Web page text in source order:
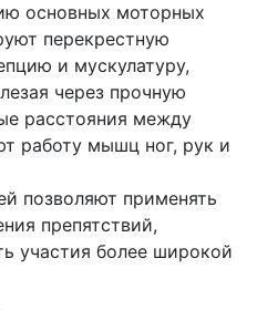
основных моторных
перекрестную
и мускулатуру,
через прочную
расстояния между
работу мышц ног, рук и
позволяют применять
препятствий,
участия более широкой